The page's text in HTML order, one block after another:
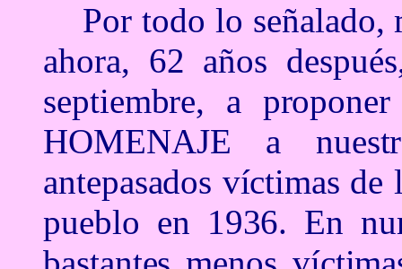
Por todo lo señalado,
ahora, 62 años
septiembre, a
HOMENAJE a
antepasados víctimas
pueblo en 1936. En